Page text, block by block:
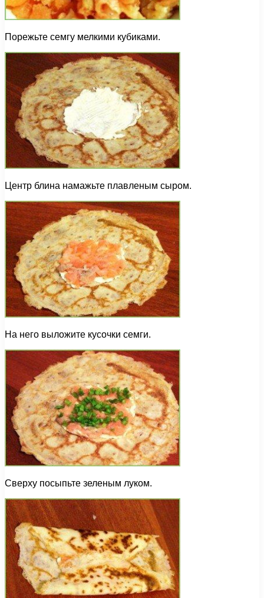
Порежьте семгу мелкими кубиками.
Центр блина намажьте плавленым сыром.
На него выложите кусочки семги.
Сверху посыпьте зеленым луком.